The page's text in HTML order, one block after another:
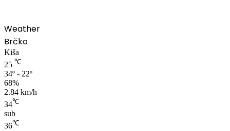
Weather
Brčko
Kiša
25 ℃
34º - 22º
68%
2.84 km/h
34℃
sub
36℃